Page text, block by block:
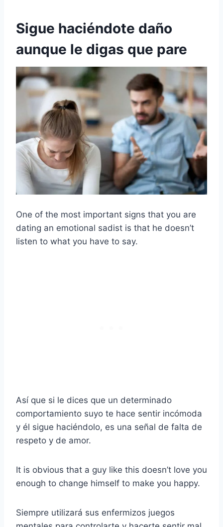
Sigue haciéndote daño
aunque le digas que pare
One of the most important signs that you are
dating an emotional sadist is that he doesn’t
listen to what you have to say.
Así que si le dices que un determinado
comportamiento suyo te hace sentir incómoda
y él sigue haciéndolo, es una señal de falta de
respeto y de amor.
It is obvious that a guy like this doesn’t love you
enough to change himself to make you happy.
Siempre utilizará sus enfermizos juegos